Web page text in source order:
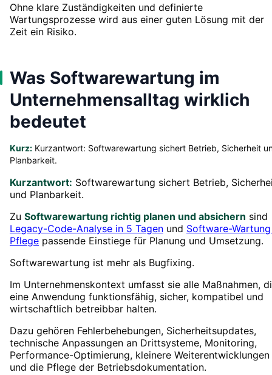
Ohne klare Zuständigkeiten und definierte
Wartungsprozesse wird aus einer guten Lösung mit der
Zeit ein Risiko.
Was Softwarewartung im
Unternehmensalltag wirklich
bedeutet
Kurz: Kurzantwort: Softwarewartung sichert Betrieb, Sicherheit
Planbarkeit.
Kurzantwort: Softwarewartung sichert Betrieb,
und Planbarkeit.
Zu Softwarewartung richtig planen und absichern sind
Legacy-Code-Analyse in 5 Tagen und Software-
Pflege passende Einstiege für Planung und Umsetzung.
Softwarewartung ist mehr als Bugfixing.
Im Unternehmenskontext umfasst sie alle Maßnahmen,
eine Anwendung funktionsfähig, sicher, kompatibel und
wirtschaftlich betreibbar halten.
Dazu gehören Fehlerbehebungen, Sicherheitsupdates,
technische Anpassungen an Drittsysteme, Monitoring,
Performance-Optimierung, kleinere Weiterentwicklungen
und die Pflege der Betriebsdokumentation.